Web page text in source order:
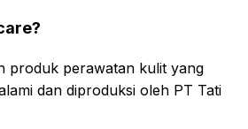
produk perawatan kulit yang
dan diproduksi oleh PT Tati